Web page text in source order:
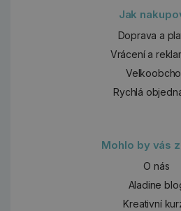
Jak
Doprava a
Vrácení a
Rychlá
Mohlo by vás
O nás
Aladine
Kreativní